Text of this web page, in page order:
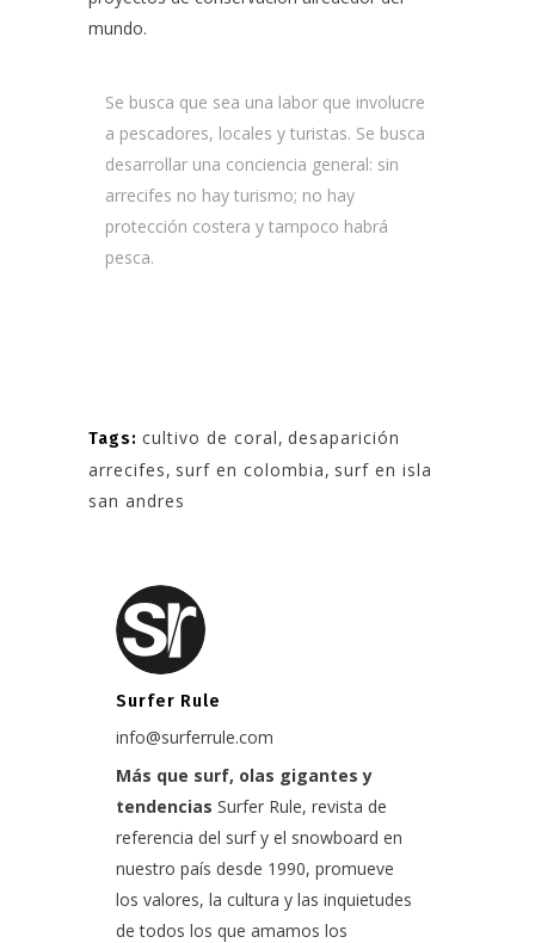
mundo.
Se busca que sea una labor que involucre
a pescadores, locales y turistas. Se busca
desarrollar una conciencia general: sin
arrecifes no hay turismo; no hay
protección costera y tampoco habrá
pesca.
Tags: cultivo de coral, desaparición
arrecifes, surf en colombia, surf en isla
san andres
Surfer Rule
info@surferrule.com
Más que surf, olas gigantes y
tendencias Surfer Rule, revista de
referencia del surf y el snowboard en
nuestro país desde 1990, promueve
los valores, la cultura y las inquietudes
de todos los que amamos los